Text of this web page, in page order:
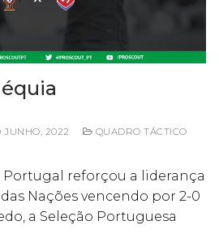
JUNHO, 2022 QUADRO TÁCTICO
Portugal reforçou a liderança
Nações vencendo por 2-0
a Seleção Portuguesa